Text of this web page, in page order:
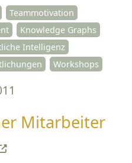
Teammotivation
Knowledge Graphs
Intelligenz
Workshops
Mitarbeiter